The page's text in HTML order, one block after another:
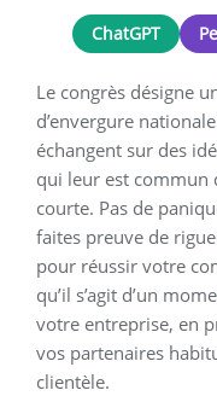
ChatGPT
Le congrès désigne
d’envergure
échangent sur des
qui leur est commun
courte. Pas de
faites preuve de
pour réussir votre
qu’il s’agit d’un
votre entreprise, en
vos partenaires
clientèle.